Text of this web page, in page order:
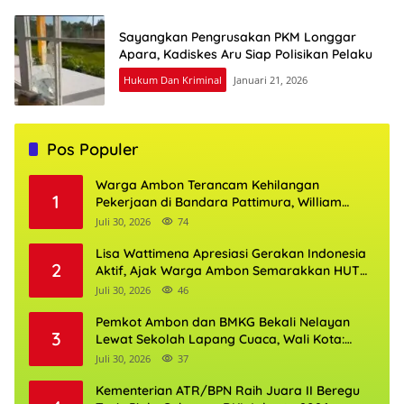
Sayangkan Pengrusakan PKM Longgar
Apara, Kadiskes Aru Siap Polisikan Pelaku
Hukum Dan Kriminal Januari 21, 2026
Pos Populer
1
Warga Ambon Terancam Kehilangan
Pekerjaan di Bandara Pattimura, William
Mairuhu Desak Maskapai Utamakan Tenaga
Juli 30, 2026 74
2
Lisa Wattimena Apresiasi Gerakan Indonesia
Aktif, Ajak Warga Ambon Semarakkan HUT
RI dan HUT Provinsi Maluku
Juli 30, 2026 46
3
Pemkot Ambon dan BMKG Bekali Nelayan
Lewat Sekolah Lapang Cuaca, Wali Kota:
Keselamatan Harus Jadi Prioritas
Juli 30, 2026 37
Kementerian ATR/BPN Raih Juara II Beregu